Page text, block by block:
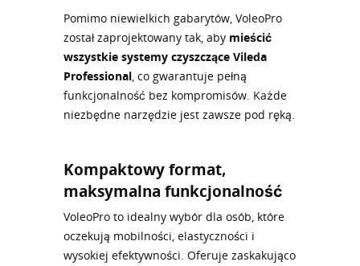
Pomimo niewielkich gabarytów, VoleoPro
został zaprojektowany tak, aby mieścić
wszystkie systemy czyszczące Vileda
Professional, co gwarantuje pełną
funkcjonalność bez kompromisów. Każde
niezbędne narzędzie jest zawsze pod ręką.
Kompaktowy format,
maksymalna funkcjonalność
VoleoPro to idealny wybór dla osób, które
oczekują mobilności, elastyczności i
wysokiej efektywności. Oferuje zaskakująco